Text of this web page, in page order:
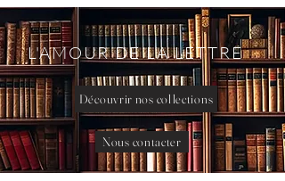
L'AMOUR DE LA LETTRE
Découvrir nos collections
Nous contacter